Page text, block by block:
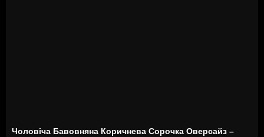
Чоловіча Бавовняна Коричнева Сорочка Оверсайз –